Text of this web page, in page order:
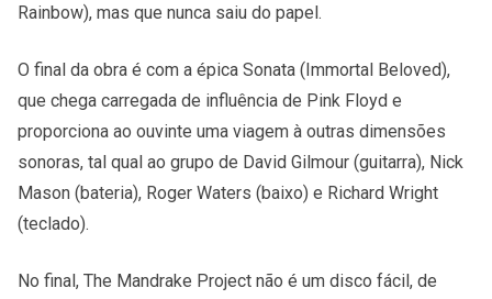
Rainbow), mas que nunca saiu do papel.
O final da obra é com a épica Sonata (Immortal Beloved),
que chega carregada de influência de Pink Floyd e
proporciona ao ouvinte uma viagem à outras dimensões
sonoras, tal qual ao grupo de David Gilmour (guitarra), Nick
Mason (bateria), Roger Waters (baixo) e Richard Wright
(teclado).
No final, The Mandrake Project não é um disco fácil, de